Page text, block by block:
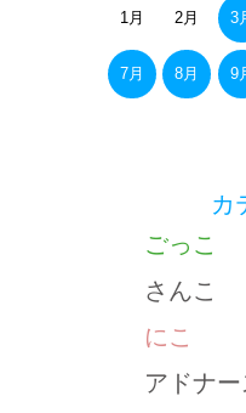
1月 2月 3
7月 8月 9
カ
ごっこ
さんこ
にこ
アドナ